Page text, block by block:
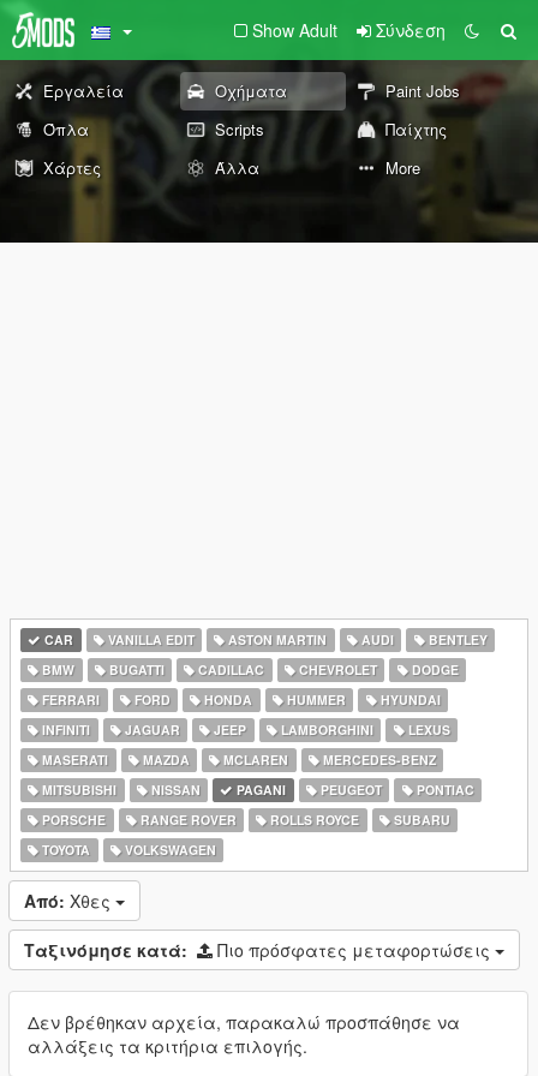
Show Adult Σύνδεση
Εργαλεία Οχήματα
Paint Jobs
Όπλα
Scripts
Παίχτης
Χάρτες
Άλλα More
CAR VANILLA EDIT ASTON MARTIN AUDI
BENTLEY
BMW
BUGATTI CADILLAC CHEVROLET
DODGE
FERRARI
FORD HONDA HUMMER
HYUNDAI
INFINITI
JAGUAR JEEP LAMBORGHINI
LEXUS
MASERATI
MAZDA MCLAREN
MERCEDES-BENZ
MITSUBISHI
NISSAN PAGANI PEUGEOT
PONTIAC
PORSCHE
RANGE ROVER ROLLS ROYCE
SUBARU
TOYOTA
VOLKSWAGEN
Από: Χθες
Ταξινόμησε κατά: Πιο πρόσφατες μεταφορτώσεις
Δεν βρέθηκαν αρχεία, παρακαλώ προσπάθησε να
αλλάξεις τα κριτήρια επιλογής.